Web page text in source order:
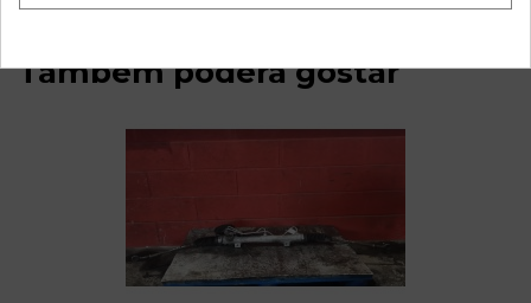
Também poderá gostar